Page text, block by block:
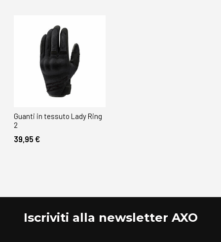
Guanti in tessuto Lady Ring
2
39,95 €
Iscriviti alla newsletter AXO